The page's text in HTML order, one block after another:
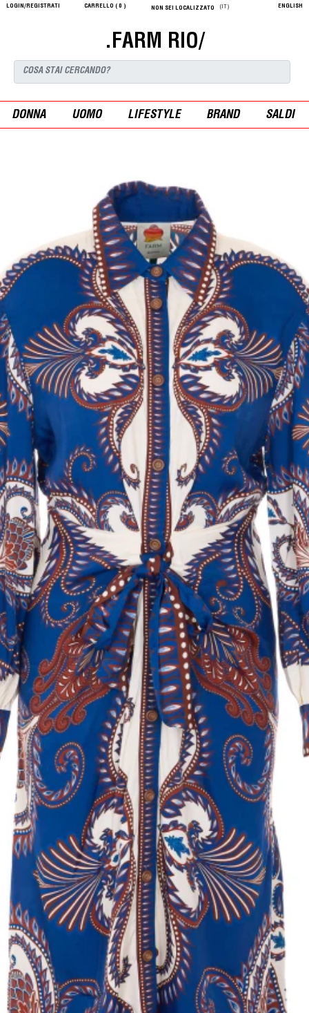
LOGIN/REGISTRATI CARRELLO ( 0 ) NON SEI LOCALIZZATO (IT) ENGLISH
.FARM RIO/
DONNA UOMO LIFESTYLE BRAND SALDI